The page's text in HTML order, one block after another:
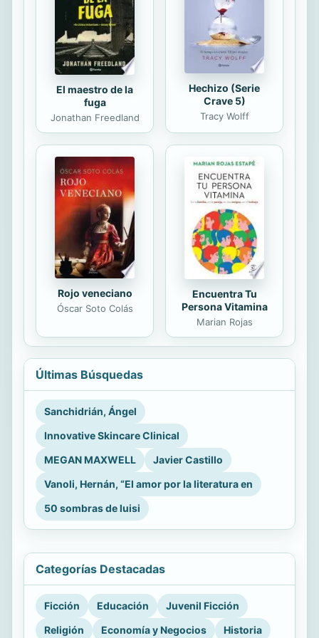
El maestro de la
fuga
Jonathan Freedland
Hechizo (Serie
Crave 5)
Tracy Wolff
Rojo veneciano
Óscar Soto Colás
Encuentra Tu
Persona Vitamina
Marian Rojas
Últimas Búsquedas
Sanchidrián, Ángel
Innovative Skincare Clinical
MEGAN MAXWELL
Javier Castillo
Vanoli, Hernán, “El amor por la literatura en
50 sombras de luisi
Categorías Destacadas
Ficción Educación
Juvenil Ficción
Religión
Economía y Negocios Historia